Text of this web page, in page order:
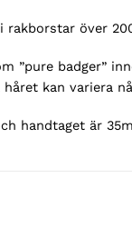
rakborstar över
”pure badger”
håret kan variera
handtaget är